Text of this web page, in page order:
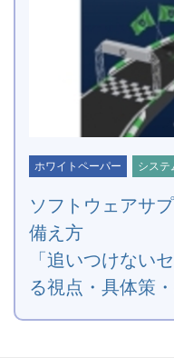
ホワイトペーパー システ
ソフトウェアサ
備え方
「追いつけない
る視点・具体策